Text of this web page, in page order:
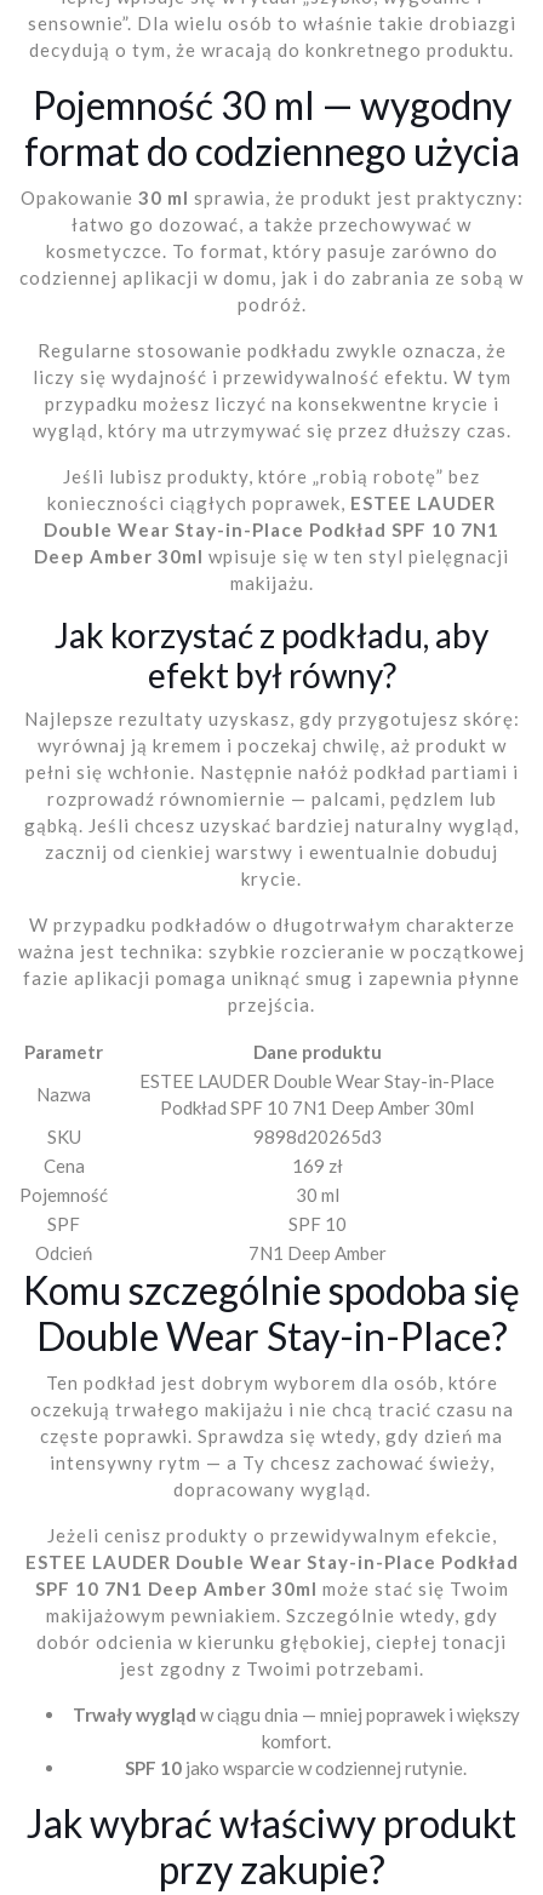
sensownie”. Dla wielu osób to właśnie takie drobiazgi
decydują o tym, że wracają do konkretnego produktu.
Pojemność 30 ml — wygodny
format do codziennego użycia
Opakowanie 30 ml sprawia, że produkt jest praktyczny:
łatwo go dozować, a także przechowywać w
kosmetyczce. To format, który pasuje zarówno do
codziennej aplikacji w domu, jak i do zabrania ze sobą w
podróż.
Regularne stosowanie podkładu zwykle oznacza, że
liczy się wydajność i przewidywalność efektu. W tym
przypadku możesz liczyć na konsekwentne krycie i
wygląd, który ma utrzymywać się przez dłuższy czas.
Jeśli lubisz produkty, które „robią robotę” bez
konieczności ciągłych poprawek, ESTEE LAUDER
Double Wear Stay-in-Place Podkład SPF 10 7N1
Deep Amber 30ml wpisuje się w ten styl pielęgnacji
makijażu.
Jak korzystać z podkładu, aby
efekt był równy?
Najlepsze rezultaty uzyskasz, gdy przygotujesz skórę:
wyrównaj ją kremem i poczekaj chwilę, aż produkt w
pełni się wchłonie. Następnie nałóż podkład partiami i
rozprowadź równomiernie — palcami, pędzlem lub
gąbką. Jeśli chcesz uzyskać bardziej naturalny wygląd,
zacznij od cienkiej warstwy i ewentualnie dobuduj
krycie.
W przypadku podkładów o długotrwałym charakterze
ważna jest technika: szybkie rozcieranie w początkowej
fazie aplikacji pomaga uniknąć smug i zapewnia płynne
przejścia.
Parametr
Dane produktu
Nazwa
ESTEE LAUDER Double Wear Stay-in-Place
Podkład SPF 10 7N1 Deep Amber 30ml
SKU
9898d20265d3
Cena
169 zł
Pojemność
30 ml
SPF
SPF 10
Odcień
7N1 Deep Amber
Komu szczególnie spodoba się
Double Wear Stay-in-Place?
Ten podkład jest dobrym wyborem dla osób, które
oczekują trwałego makijażu i nie chcą tracić czasu na
częste poprawki. Sprawdza się wtedy, gdy dzień ma
intensywny rytm — a Ty chcesz zachować świeży,
dopracowany wygląd.
Jeżeli cenisz produkty o przewidywalnym efekcie,
ESTEE LAUDER Double Wear Stay-in-Place Podkład
SPF 10 7N1 Deep Amber 30ml może stać się Twoim
makijażowym pewniakiem. Szczególnie wtedy, gdy
dobór odcienia w kierunku głębokiej, ciepłej tonacji
jest zgodny z Twoimi potrzebami.
Trwały wygląd w ciągu dnia — mniej poprawek i większy
komfort.
SPF 10 jako wsparcie w codziennej rutynie.
Jak wybrać właściwy produkt
przy zakupie?